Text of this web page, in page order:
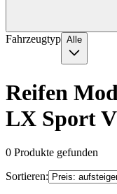
Fahrzeugtyp Alle
Reifen
LX Sport
0 Produkte gefunden
Sortieren: